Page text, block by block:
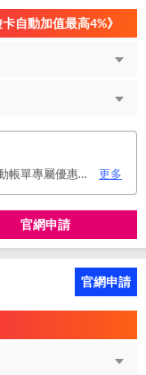
自動加值最高4%》
次年年費：3000元(有條件免年費), 電子或行動帳單專屬優惠： 申請信用卡電子或行動對帳單且取消實體帳單，於電子/行動帳單申請期間，正、附卡皆享免年費之優惠。 年度消費減免辦法： 第2年起，以收取年費當年前12個月累計消費滿NT$150,000或不限金額消費12次，即免收次年年費。 年費：正卡NT$3,000、附卡NT$1,500，附卡6張(含)以內免年費。
更多
官網申請
官網申請